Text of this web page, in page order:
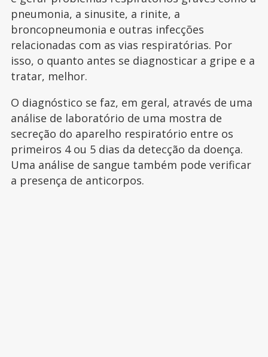
pneumonia, a sinusite, a rinite, a
broncopneumonia e outras infecções
relacionadas com as vias respiratórias. Por
isso, o quanto antes se diagnosticar a gripe e a
tratar, melhor.
O diagnóstico se faz, em geral, através de uma
análise de laboratório de uma mostra de
secreção do aparelho respiratório entre os
primeiros 4 ou 5 dias da detecção da doença.
Uma análise de sangue também pode verificar
a presença de anticorpos.